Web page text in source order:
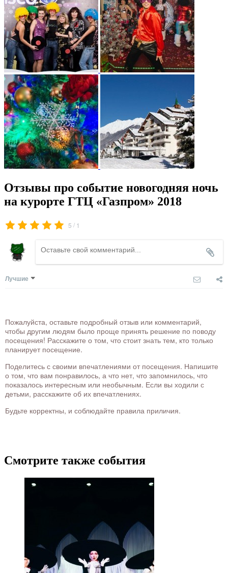
Отзывы про событие новогодняя ночь
на курорте ГТЦ «Газпром» 2018
5 / 1
Лучшие
Пожалуйста, оставьте подробный отзыв или комментарий,
чтобы другим людям было проще принять решение по поводу
посещения! Расскажите о том, что стоит знать тем, кто только
планирует посещение.
Поделитесь с своими впечатлениями от посещения. Напишите
о том, что вам понравилось, а что нет, что запомнилось, что
показалось интересным или необычным. Если вы ходили с
детьми, расскажите об их впечатлениях.
Будьте корректны, и соблюдайте правила приличия.
Смотрите также события